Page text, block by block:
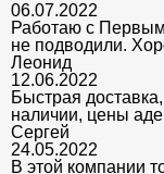
06.07.2022
Работаю с Первым
не подводили.
Леонид
12.06.2022
Быстрая
наличии, цены
Сергей
24.05.2022
В этой компании